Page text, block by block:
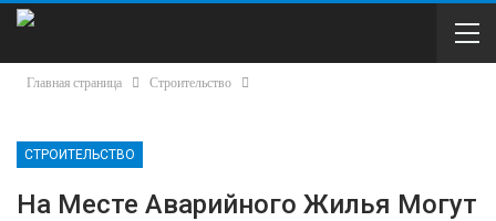
Главная страница Строительство
СТРОИТЕЛЬСТВО
На Месте Аварийного Жилья Могут